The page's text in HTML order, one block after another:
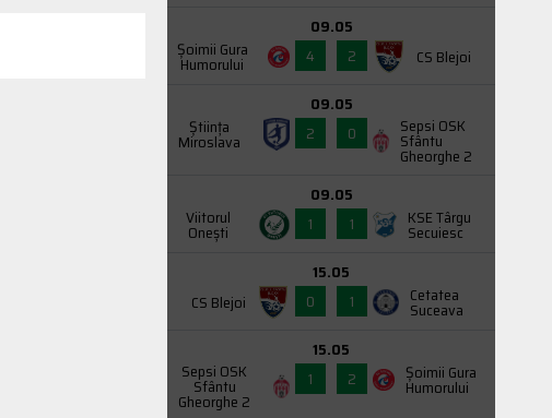
Şoimii Gura
Humorului
09.05
4
2 CS Blejoi
Știința
Miroslava
09.05
2
0 Sepsi OSK
Sfântu
Gheorghe 2
Viitorul
Onești
09.05
1
1 KSE Târgu
Secuiesc
CS Blejoi
15.05
0
1 Cetatea
Suceava
Sepsi OSK
Sfântu
Gheorghe 2
15.05
1
2 Şoimii Gura
Humorului